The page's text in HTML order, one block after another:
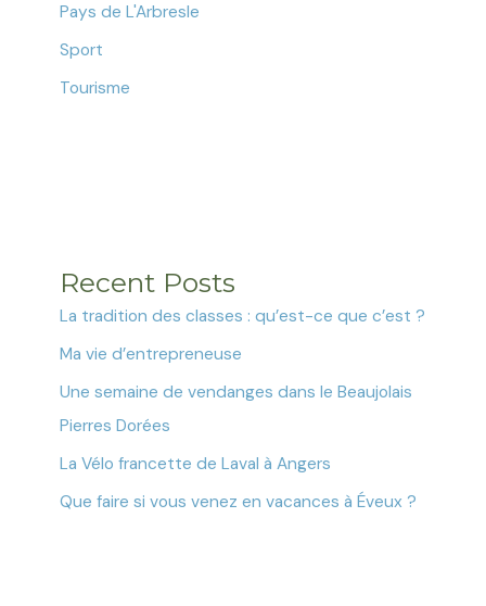
Pays de L'Arbresle
Sport
Tourisme
Recent Posts
La tradition des classes : qu’est-ce que c’est ?
Ma vie d’entrepreneuse
Une semaine de vendanges dans le Beaujolais
Pierres Dorées
La Vélo francette de Laval à Angers
Que faire si vous venez en vacances à Éveux ?